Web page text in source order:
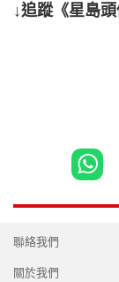
↓追蹤《星島
聯絡我們
關於我們